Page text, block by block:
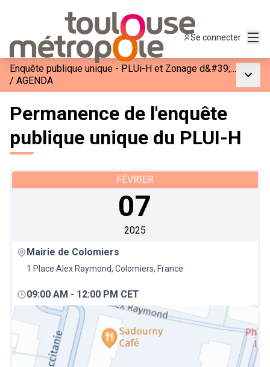
Se connecter
Enquête publique unique - PLUi-H et Zonage d&#39;Assainissement de Toulouse Métropole
/ AGENDA
Permanence de l'enquête
publique unique du PLUI-H
FÉVRIER
07
2025
Mairie de Colomiers
1 Place Alex Raymond, Colomiers, France
09:00 AM - 12:00 PM CET